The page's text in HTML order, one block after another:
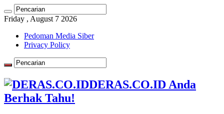
Friday , August 7 2026
Pedoman Media Siber
Privacy Policy
DERAS.CO.ID Anda
Berhak Tahu!